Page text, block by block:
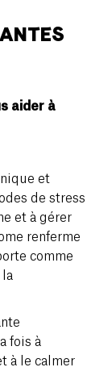
aider à
et
de stress
et à gérer
renferme
comme
fois à
à le calmer